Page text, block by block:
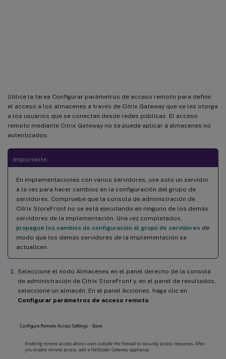
Utilice la tarea Configurar parámetros de acceso remoto para definir
el acceso a los almacenes a través de Citrix Gateway que se les otorga
a los usuarios que se conectan desde redes públicas. El acceso
remoto mediante Citrix Gateway no se puede aplicar a almacenes no
autenticados.
Importante:
En implementaciones con varios servidores, use solo un servidor
a la vez para hacer cambios en la configuración del grupo de
servidores. Compruebe que la consola de administración de
Citrix StoreFront no se está ejecutando en ninguno de los demás
servidores de la implementación. Una vez completados,
propague los cambios de configuración al grupo de servidores de
modo que los demás servidores de la implementación se
actualicen.
Seleccione el nodo Almacenes en el panel derecho de la consola
de administración de Citrix StoreFront y, en el panel de resultados,
seleccione un almacén. En el panel Acciones, haga clic en
Configurar parámetros de acceso remoto